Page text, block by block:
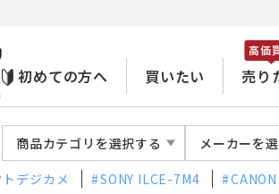
初めての方へ 買いたい 売り
高価
商品カテゴリを選択する メーカーを
デジカメ SONY ILCE-7M4